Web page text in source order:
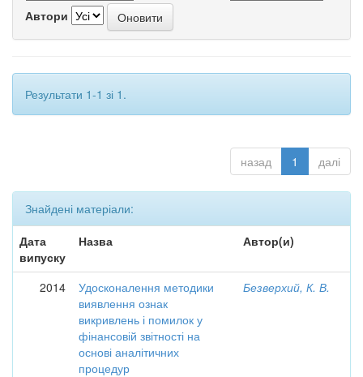
Автори
Результати 1-1 зі 1.
назад 1 далі
Знайдені матеріали:
Дата
випуску
Назва Автор(и)
2014
Удосконалення методики
виявлення ознак
викривлень і помилок у
фінансовій звітності на
основі аналітичних
процедур
Безверхий, К. В.